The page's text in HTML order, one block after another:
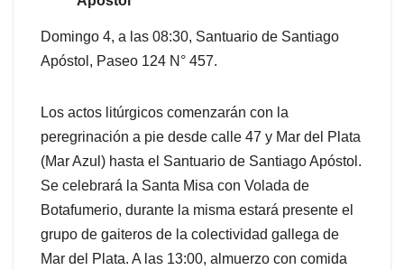
Domingo 4, a las 08:30, Santuario de Santiago
Apóstol, Paseo 124 N° 457.
Los actos litúrgicos comenzarán con la
peregrinación a pie desde calle 47 y Mar del Plata
(Mar Azul) hasta el Santuario de Santiago Apóstol.
Se celebrará la Santa Misa con Volada de
Botafumerio, durante la misma estará presente el
grupo de gaiteros de la colectividad gallega de
Mar del Plata. A las 13:00, almuerzo con comida